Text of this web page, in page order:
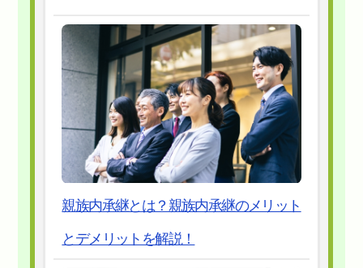
親族内承継とは？親族内承継のメリット
とデメリットを解説！